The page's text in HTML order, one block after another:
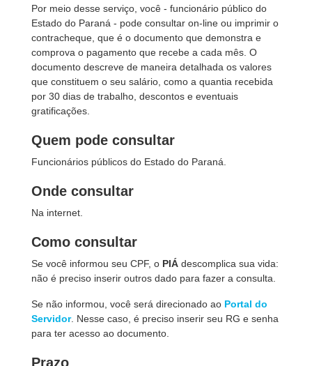
Por meio desse serviço, você - funcionário público do
Estado do Paraná - pode consultar on-line ou imprimir o
contracheque, que é o documento que demonstra e
comprova o pagamento que recebe a cada mês. O
documento descreve de maneira detalhada os valores
que constituem o seu salário, como a quantia recebida
por 30 dias de trabalho, descontos e eventuais
gratificações.
Quem pode consultar
Funcionários públicos do Estado do Paraná.
Onde consultar
Na internet.
Como consultar
Se você informou seu CPF, o PIÁ descomplica sua vida:
não é preciso inserir outros dado para fazer a consulta.
Se não informou, você será direcionado ao Portal do
Servidor. Nesse caso, é preciso inserir seu RG e senha
para ter acesso ao documento.
Prazo